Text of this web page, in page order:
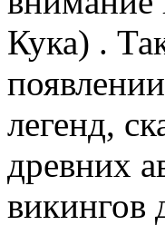
Кука) .
легенд,
древних
викингов